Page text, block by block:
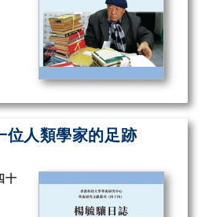
位人類學家的足跡
十